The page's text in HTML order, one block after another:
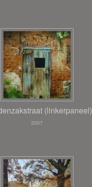
(linkerpaneel)
2007